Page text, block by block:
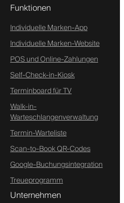
Funktionen
Individuelle Marken-App
Individuelle Marken-Website
POS und Online-Zahlungen
Self-Check-in-Kiosk
Terminboard für TV
Walk-in-
Warteschlangenverwaltung
Termin-Warteliste
Scan-to-Book QR-Codes
Google-Buchungsintegration
Treueprogramm
Unternehmen